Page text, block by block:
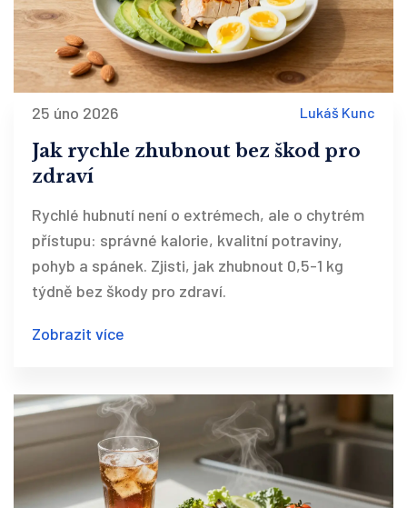
25 úno 2026 Lukáš Kunc
Jak rychle zhubnout bez škod pro
zdraví
Rychlé hubnutí není o extrémech, ale o chytrém
přístupu: správné kalorie, kvalitní potraviny,
pohyb a spánek. Zjisti, jak zhubnout 0,5-1 kg
týdně bez škody pro zdraví.
Zobrazit více